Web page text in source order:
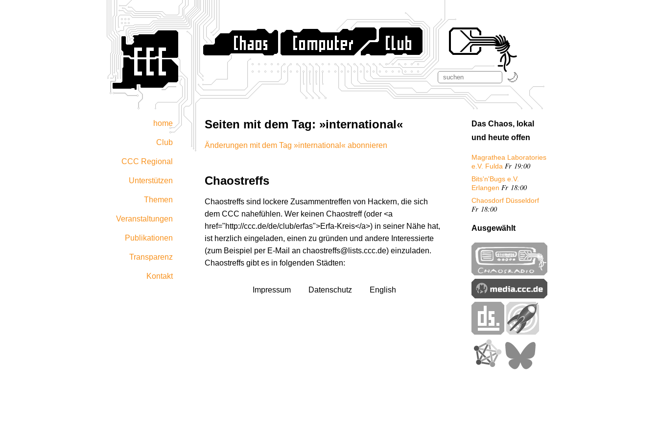
home
Club
CCC Regional
Unterstützen
Themen
Veranstaltungen
Publikationen
Transparenz
Kontakt
Seiten mit dem Tag: »international«
Änderungen mit dem Tag »international« abonnieren
Chaostreffs
Chaostreffs sind lockere Zusammentreffen von Hackern, die sich
dem CCC nahefühlen. Wer keinen Chaostreff (oder <a
href="http://ccc.de/de/club/erfas">Erfa-Kreis</a>) in seiner Nähe hat,
ist herzlich eingeladen, einen zu gründen und andere Interessierte
(zum Beispiel per E-Mail an chaostreffs@lists.ccc.de) einzuladen.
Chaostreffs gibt es in folgenden Städten:
Impressum Datenschutz English
Das Chaos, lokal
und heute offen
Magrathea Laboratories
e.V. Fulda Fr 19:00
Bits'n'Bugs e.V.
Erlangen Fr 18:00
Chaosdorf Düsseldorf
Fr 18:00
Ausgewählt